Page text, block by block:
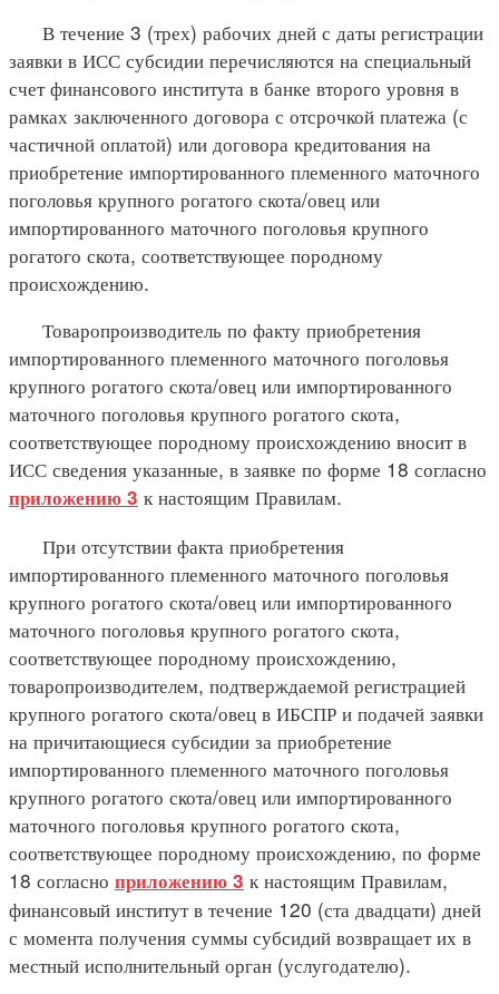
В течение 3 (трех) рабочих дней с даты регистрации
заявки в ИСС субсидии перечисляются на специальный
счет финансового института в банке второго уровня в
рамках заключенного договора с отсрочкой платежа (с
частичной оплатой) или договора кредитования на
приобретение импортированного племенного маточного
поголовья крупного рогатого скота/овец или
импортированного маточного поголовья крупного
рогатого скота, соответствующее породному
происхождению.
Товаропроизводитель по факту приобретения
импортированного племенного маточного поголовья
крупного рогатого скота/овец или импортированного
маточного поголовья крупного рогатого скота,
соответствующее породному происхождению вносит в
ИСС сведения указанные, в заявке по форме 18 согласно
приложению 3 к настоящим Правилам.
При отсутствии факта приобретения
импортированного племенного маточного поголовья
крупного рогатого скота/овец или импортированного
маточного поголовья крупного рогатого скота,
соответствующее породному происхождению,
товаропроизводителем, подтверждаемой регистрацией
крупного рогатого скота/овец в ИБСПР и подачей заявки
на причитающиеся субсидии за приобретение
импортированного племенного маточного поголовья
крупного рогатого скота/овец или импортированного
маточного поголовья крупного рогатого скота,
соответствующее породному происхождению, по форме
18 согласно приложению 3 к настоящим Правилам,
финансовый институт в течение 120 (ста двадцати) дней
с момента получения суммы субсидий возвращает их в
местный исполнительный орган (услугодателю).